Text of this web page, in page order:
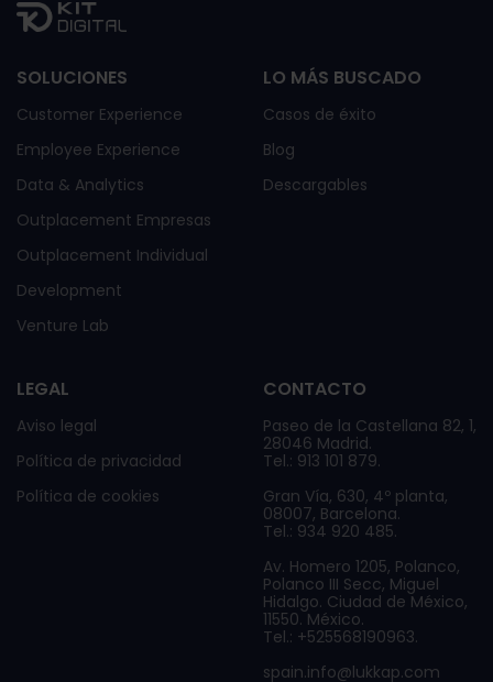
SOLUCIONES
Customer Experience
Employee Experience
Data & Analytics
Outplacement Empresas
Outplacement Individual
Development
Venture Lab
LO MÁS BUSCADO
Casos de éxito
Blog
Descargables
LEGAL
Aviso legal
Política de privacidad
Política de cookies
CONTACTO
Paseo de la Castellana 82, 1,
28046 Madrid.
Tel.: 913 101 879.
Gran Vía, 630, 4º planta,
08007, Barcelona.
Tel.: 934 920 485.
Av. Homero 1205, Polanco,
Polanco III Secc, Miguel
Hidalgo. Ciudad de México,
11550. México.
Tel.: +525568190963.
spain.info@lukkap.com